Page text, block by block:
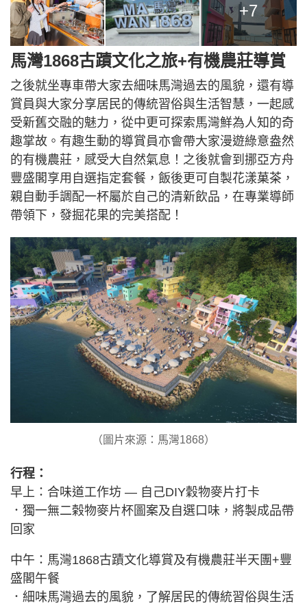
+7
馬灣1868古蹟文化之旅+有機農莊導賞
之後就坐專車帶大家去細味馬灣過去的風貌，還有導
賞員與大家分享居民的傳統習俗與生活智慧，一起感
受新舊交融的魅力，從中更可探索馬灣鮮為人知的奇
趣掌故。有趣生動的導賞員亦會帶大家漫遊綠意盎然
的有機農莊，感受大自然氣息！之後就會到挪亞方舟
豐盛閣享用自選指定套餐，飯後更可自製花漾菓茶，
親自動手調配一杯屬於自己的清新飲品，在專業導師
帶領下，發掘花果的完美搭配！
（圖片來源：馬灣1868）
行程：
早上：合味道工作坊 — 自己DIY穀物麥片打卡
．獨一無二榖物麥片杯圖案及自選口味，將製成品帶
回家
中午：馬灣1868古蹟文化導賞及有機農莊半天團+豐
盛閣午餐
．細味馬灣過去的風貌，了解居民的傳統習俗與生活